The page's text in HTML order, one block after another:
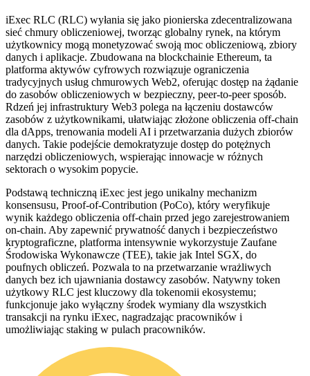
iExec RLC (RLC) wyłania się jako pionierska zdecentralizowana
sieć chmury obliczeniowej, tworząc globalny rynek, na którym
użytkownicy mogą monetyzować swoją moc obliczeniową, zbiory
danych i aplikacje. Zbudowana na blockchainie Ethereum, ta
platforma aktywów cyfrowych rozwiązuje ograniczenia
tradycyjnych usług chmurowych Web2, oferując dostęp na żądanie
do zasobów obliczeniowych w bezpieczny, peer-to-peer sposób.
Rdzeń jej infrastruktury Web3 polega na łączeniu dostawców
zasobów z użytkownikami, ułatwiając złożone obliczenia off-chain
dla dApps, trenowania modeli AI i przetwarzania dużych zbiorów
danych. Takie podejście demokratyzuje dostęp do potężnych
narzędzi obliczeniowych, wspierając innowacje w różnych
sektorach o wysokim popycie.
Podstawą techniczną iExec jest jego unikalny mechanizm
konsensusu, Proof-of-Contribution (PoCo), który weryfikuje
wynik każdego obliczenia off-chain przed jego zarejestrowaniem
on-chain. Aby zapewnić prywatność danych i bezpieczeństwo
kryptograficzne, platforma intensywnie wykorzystuje Zaufane
Środowiska Wykonawcze (TEE), takie jak Intel SGX, do
poufnych obliczeń. Pozwala to na przetwarzanie wrażliwych
danych bez ich ujawniania dostawcy zasobów. Natywny token
użytkowy RLC jest kluczowy dla tokenomii ekosystemu;
funkcjonuje jako wyłączny środek wymiany dla wszystkich
transakcji na rynku iExec, nagradzając pracowników i
umożliwiając staking w pulach pracowników.